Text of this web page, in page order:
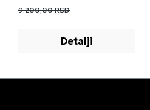
9.200,00 RSD
Detalji